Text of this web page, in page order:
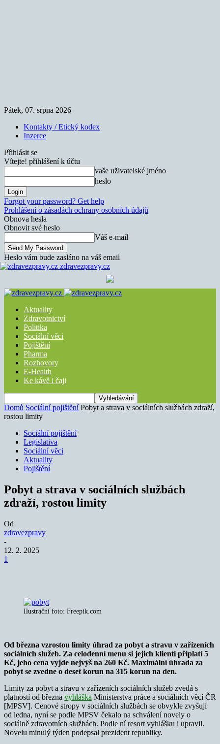
Pátek, 07. srpna 2026
Kontakty / Etický kodex
Inzerce
Přihlásit se
Vítejte! přihlášení k účtu
vaše uživatelské jméno
heslo
Forgot your password? Get help
Prohlášení o zásadách ochrany osobních údajů
Obnova hesla
Obnovit své heslo
Váš e-mail
Heslo vám bude zasláno na váš email
zdravezpravy.cz
Aktuality
Zdravotnictví
Politika
Sociální věci
Pojištění
Pharma
Rozhovory
E-Health
Ke kávě i čaji
Domů Sociální pojištění Pobyt a strava v sociálních službách zdraží,
rostou limity
Sociální pojištění
Legislativa
Sociální věci
Aktuality
Pojištění
Pobyt a strava v sociálních službách
zdraží, rostou limity
Od
zdravezpravy
-
12. 2. 2025
1
Ilustrační foto: Freepik.com
Od března vzrostou limity úhrad za pobyt a stravu v zařízeních
sociálních služeb. Za celodenní menu si jejich klienti připlatí 5
Kč, jeho cena vyjde nejvýš na 260 Kč. Maximální úhrada za
pobyt se zvedne o deset korun na 315 korun na den.
Limity za pobyt a stravu v zařízeních sociálních služeb zvedá s
platností od března vyhláška Ministerstva práce a sociálních věcí ČR
[MPSV]. Cenové stropy v sociálních službách se obvykle zvyšují
od ledna, nyní se podle MPSV čekalo na schválení novely o
sociálně zdravotních službách. Podle ní resort vyhlášku i upravil.
Novelu minulý týden podepsal prezident republiky.